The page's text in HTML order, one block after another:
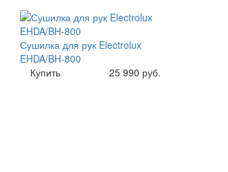
Сушилка для рук Electrolux
EHDA/BH-800
Купить
25 990 руб.